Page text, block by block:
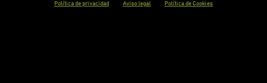
Política de privacidad Aviso legal Política de Cookies